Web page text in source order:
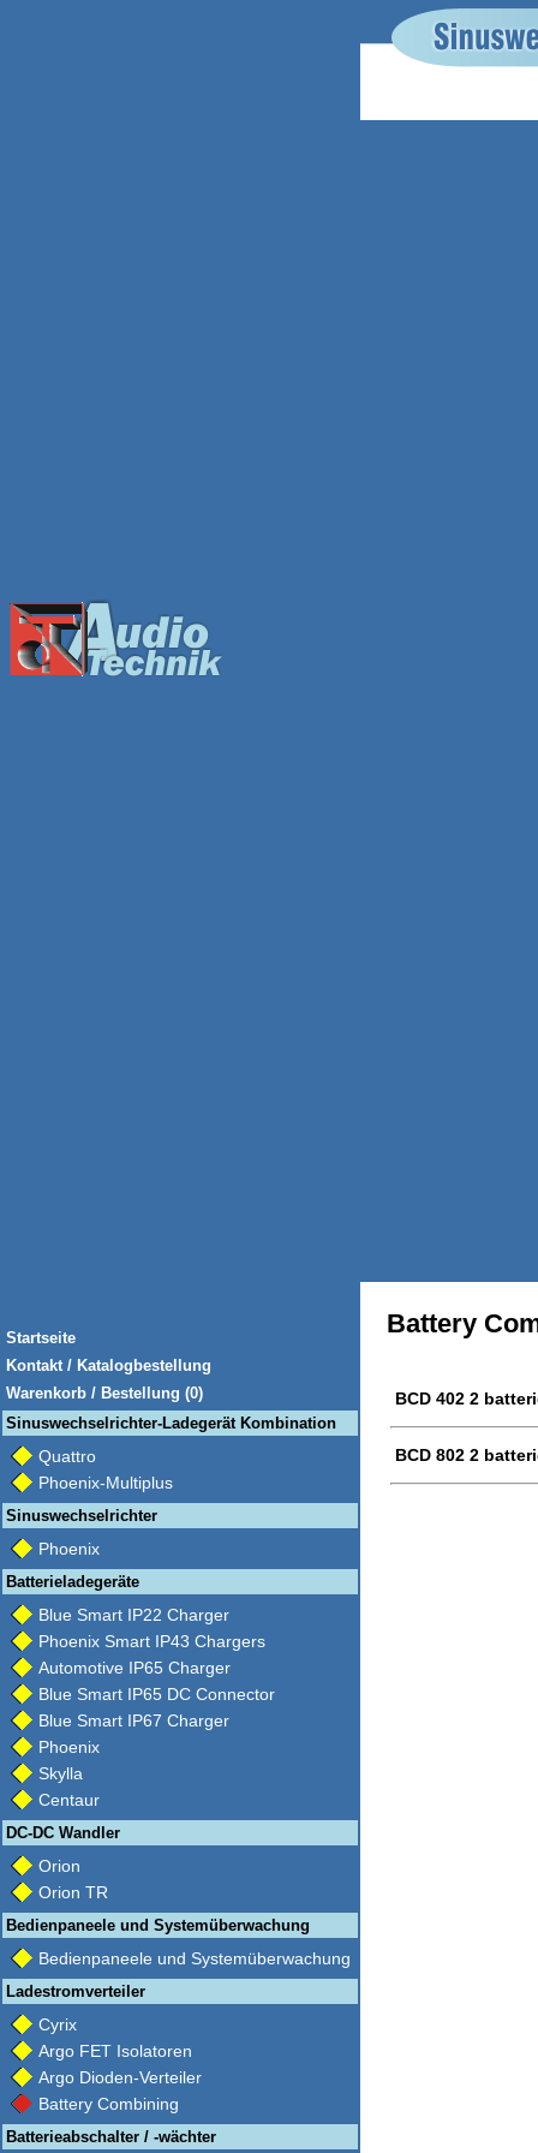
Startseite
Kontakt / Katalogbestellung
Warenkorb / Bestellung (0)
Sinuswechselrichter-Ladegerät Kombination
Quattro
Phoenix-Multiplus
Sinuswechselrichter
Phoenix
Batterieladegeräte
Blue Smart IP22 Charger
Phoenix Smart IP43 Chargers
Automotive IP65 Charger
Blue Smart IP65 DC Connector
Blue Smart IP67 Charger
Phoenix
Skylla
Centaur
DC-DC Wandler
Orion
Orion TR
Bedienpaneele und Systemüberwachung
Bedienpaneele und Systemüberwachung
Ladestromverteiler
Cyrix
Argo FET Isolatoren
Argo Dioden-Verteiler
Battery Combining
Batterieabschalter / -wächter
Battery
BCD 402 2
BCD 802 2